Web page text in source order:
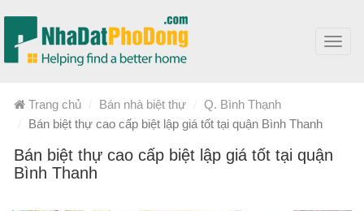
Trang chủ Bán nhà biệt thự
Q. Bình Thạnh
Bán biệt thự cao cấp biệt lập giá tốt tại quận Bình Thanh
Bán biệt thự cao cấp biệt lập giá tốt tại quận
Bình Thanh